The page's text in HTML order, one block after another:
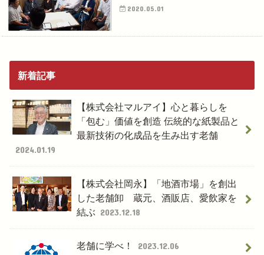
2020.05.01
新着記事
【株式会社マルアイ】心と暮らしを
「包む」価値を創造 伝統的な紙製品と
最新技術の化成品を生み出す老舗
2024.01.19
【株式会社岡永】「地酒市場」を創出
した老舗卸 蔵元、酒販店、愛飲家を
結ぶ 2023.12.18
老舗に学べ！ 2023.12.06